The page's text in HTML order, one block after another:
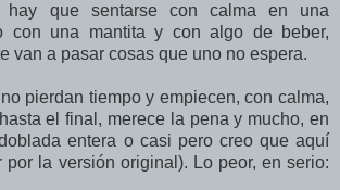
que sentarse con calma en una
con una mantita y con algo de beber,
van a pasar cosas que uno no espera.
pierdan tiempo y empiecen, con calma,
el final, merece la pena y mucho, en
entera o casi pero creo que aquí
por la versión original). Lo peor, en serio: